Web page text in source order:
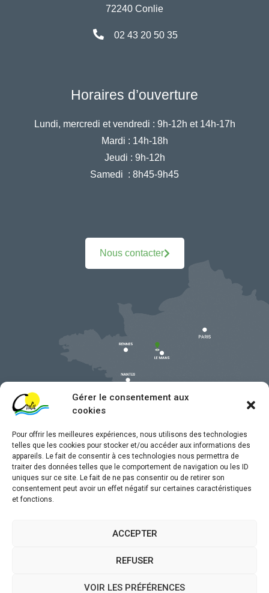
Gérer le consentement aux
cookies
Pour offrir les meilleures expériences, nous utilisons des technologies
telles que les cookies pour stocker et/ou accéder aux informations des
appareils. Le fait de consentir à ces technologies nous permettra de
traiter des données telles que le comportement de navigation ou les ID
uniques sur ce site. Le fait de ne pas consentir ou de retirer son
consentement peut avoir un effet négatif sur certaines caractéristiques
et fonctions.
ACCEPTER
REFUSER
VOIR LES PRÉFÉRENCES
72240 Conlie
02 43 20 50 35
Horaires d’ouverture
Lundi, mercredi et vendredi : 9h-12h et 14h-17h
Mardi : 14h-18h
Jeudi : 9h-12h
Samedi : 8h45-9h45
Nous contacter
Mentions légales
Traitement de données personnelles